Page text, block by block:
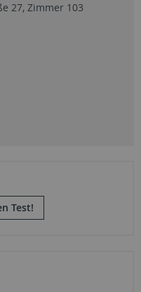
27, Zimmer 103
Test!